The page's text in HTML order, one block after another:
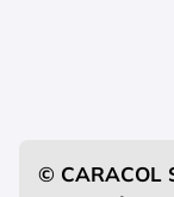
© CARACOL